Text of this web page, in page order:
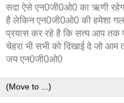
सदा ऐसे एन0जी0ओ0 का ऋणी
है लेकिन एन0जी0ओ0 की हमेशा
प्रयास कर रहे है कि सत्य आप
चेहरा भी सभी को दिखाई दे जो आम
जय एन0जी0ओ0